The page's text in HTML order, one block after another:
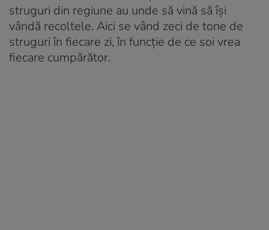
struguri din regiune au unde să vină să își
vândă recoltele. Aici se vând zeci de tone de
struguri în fiecare zi, în funcție de ce soi vrea
fiecare cumpărător.